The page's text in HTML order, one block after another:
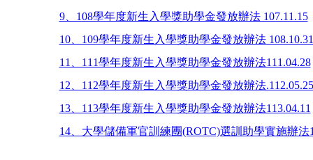
9、108學年度新生入學獎助學金發放辦法 107.11.15
10、109學年度新生入學獎助學金發放辦法 108.10.31
11、111學年度新生入學獎助學金發放辦法111.04.28
12、112學年度新生入學獎助學金發放辦法.112.05.25
13、113學年度新生入學獎助學金發放辦法113.04.11
14、大學儲備軍官訓練團(ROTC)選訓助學實施辦法